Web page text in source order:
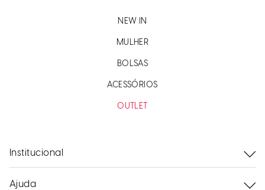
NEW IN
MULHER
BOLSAS
ACESSÓRIOS
OUTLET
Institucional
Ajuda